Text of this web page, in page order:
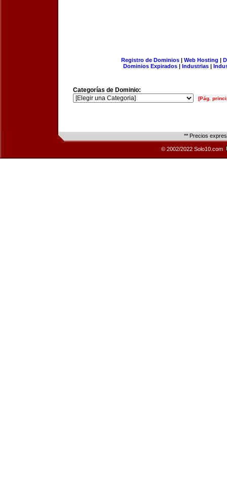
Registro de Dominios| Web Hosting |
Dominios Expirados | Industrias |
Categorías de Dominio:
[Pág.
** Precios
© 2002/2022 Solo10.com